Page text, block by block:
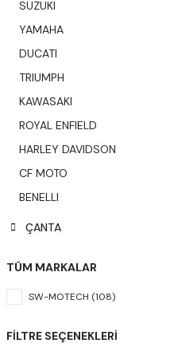
SUZUKI
YAMAHA
DUCATI
TRIUMPH
KAWASAKI
ROYAL ENFIELD
HARLEY DAVIDSON
CF MOTO
BENELLI
ÇANTA
TÜM MARKALAR
SW-MOTECH (108)
FILTRE SEÇENEKLERI